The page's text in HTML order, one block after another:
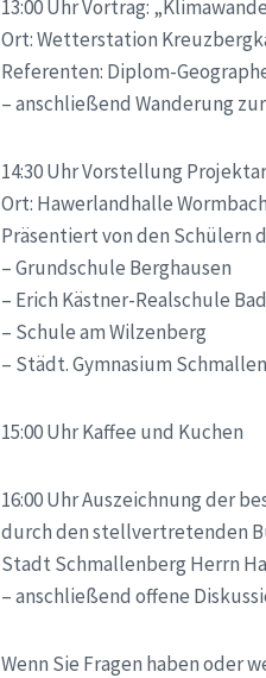
13:00 Uhr Vortrag:
Ort: Wetterstation
Referenten: Diplom-
– anschließend Wanderung
14:30 Uhr Vorstellung
Ort: Hawerlandhalle
Präsentiert von den Schülern
– Grundschule Berghausen
– Erich Kästner-Realschule
– Schule am Wilzenberg
– Städt. Gymnasium
15:00 Uhr Kaffee und Kuchen
16:00 Uhr Auszeichnung der
durch den stellvertretenden
Stadt Schmallenberg Herrn
– anschließend offene
Wenn Sie Fragen haben oder